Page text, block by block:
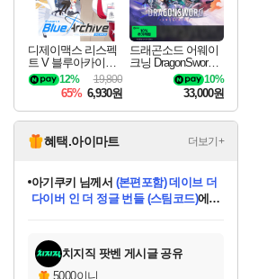
디제이맥스 리스펙
트 V 블루아카이브
팩 DJMAX RESPE
CT V Blue Archive P
ack DLC
19,800
12%
65% 6,930원
드래곤소드 어웨이
크닝 DragonSword A
10%
33,000원
혜택.아이마트 더보기+
교환.
당첨되셨습니다.
당첨되셨습니다.
당첨되셨습니다.
당첨되셨습니다.
아기쿠키 님께서 (본편포함) 데이브 더
다이버 인 더 정글 번들 (스팀코드)에
당첨되셨습니다.
당첨되셨습니다.
에디션 (스팀코드)를 교환.
당첨되셨습니다.
치지직 팟벤 게시글 공유
5000이니